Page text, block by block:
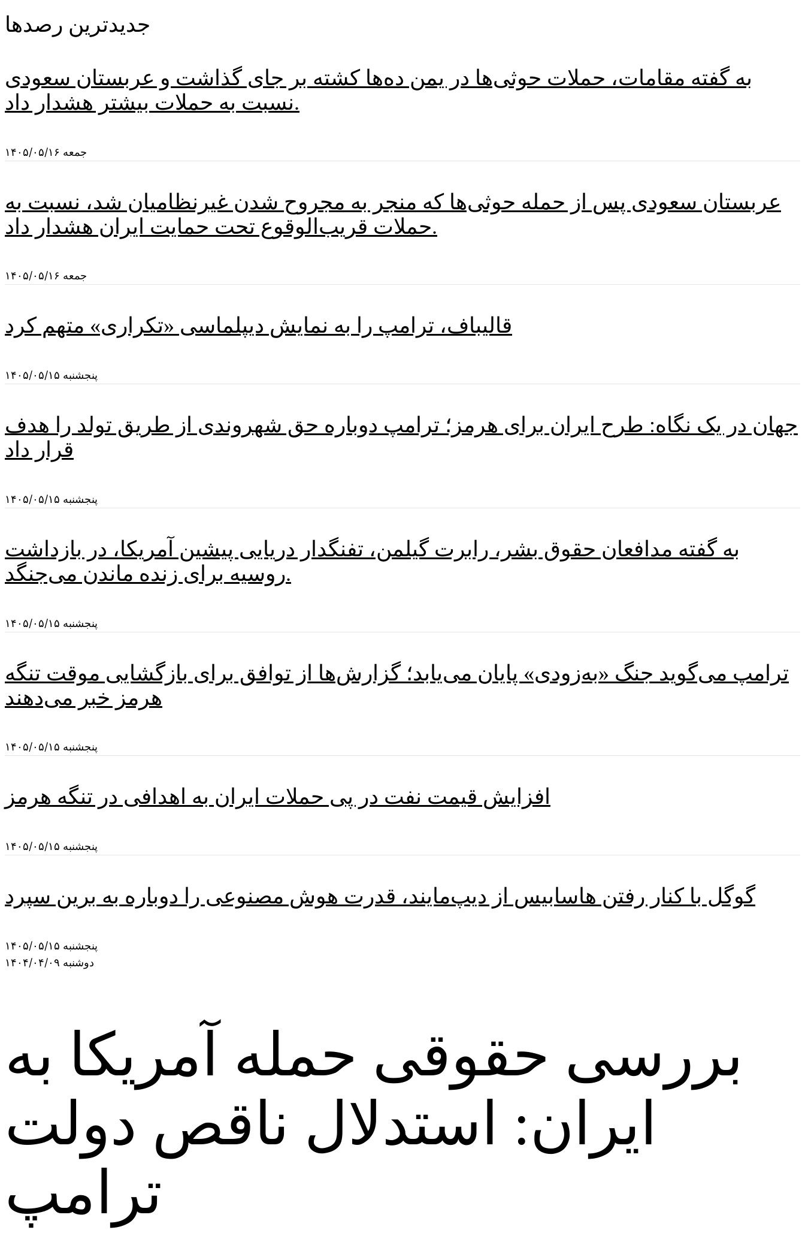
جدیدترین رصدها
به گفته مقامات، حملات حوثی‌ها در یمن ده‌ها کشته بر جای گذاشت و عربستان سعودی
نسبت به حملات بیشتر هشدار داد.
جمعه ۱۴۰۵/۰۵/۱۶
عربستان سعودی پس از حمله حوثی‌ها که منجر به مجروح شدن غیرنظامیان شد، نسبت به
حملات قریب‌الوقوع تحت حمایت ایران هشدار داد.
جمعه ۱۴۰۵/۰۵/۱۶
قالیباف، ترامپ را به نمایش دیپلماسی «تکراری» متهم کرد
پنجشنبه ۱۴۰۵/۰۵/۱۵
جهان در یک نگاه: طرح ایران برای هرمز؛ ترامپ دوباره حق شهروندی از طریق تولد را هدف
قرار داد
پنجشنبه ۱۴۰۵/۰۵/۱۵
به گفته مدافعان حقوق بشر، رابرت گیلمن، تفنگدار دریایی پیشین آمریکا، در بازداشت
روسیه برای زنده ماندن می‌جنگد.
پنجشنبه ۱۴۰۵/۰۵/۱۵
ترامپ می‌گوید جنگ «به‌زودی» پایان می‌یابد؛ گزارش‌ها از توافق برای بازگشایی موقت تنگه
هرمز خبر می‌دهند
پنجشنبه ۱۴۰۵/۰۵/۱۵
افزایش قیمت نفت در پی حملات ایران به اهدافی در تنگه هرمز
پنجشنبه ۱۴۰۵/۰۵/۱۵
گوگل با کنار رفتن هاسابیس از دیپ‌مایند، قدرت هوش مصنوعی را دوباره به برین سپرد
پنجشنبه ۱۴۰۵/۰۵/۱۵
دوشنبه ۱۴۰۴/۰۴/۰۹
بررسی حقوقی حمله آمریکا به
ایران: استدلال ناقص دولت
ترامپ